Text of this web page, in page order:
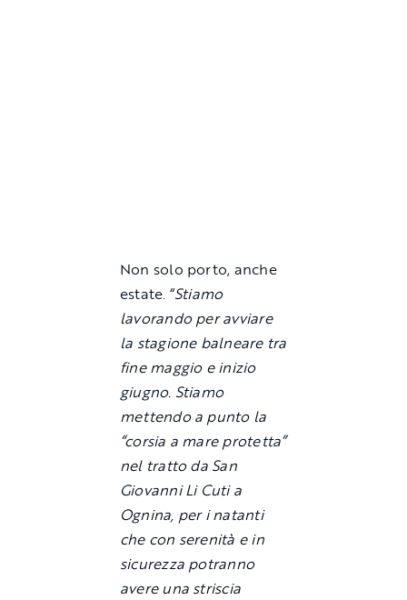
Non solo porto, anche
estate. “Stiamo
lavorando per avviare
la stagione balneare tra
fine maggio e inizio
giugno. Stiamo
mettendo a punto la
“corsia a mare protetta”
nel tratto da San
Giovanni Li Cuti a
Ognina, per i natanti
che con serenità e in
sicurezza potranno
avere una striscia